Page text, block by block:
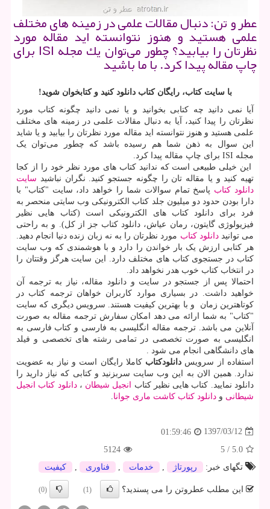
عطر و تن: دنبال مقالات علمی در زمینه های مختلف
علمی هستید و هنوز نتوانسته اید مقاله مورد
نظرتان را بیابید؟ چطور می‌توان یك مجله ISI برای
چاپ مقاله پیدا كرد. با ما باشید
با سایت کتاب، رایگان کتاب دانلود کنید و کتابخوان شوید!
آیا نمی دانید چه کتابی بخوانید و یا نمی دانید چگونه کتاب مورد
نظرتان را پیدا کنید، آیا به دنبال مقالات علمی در زمینه های مختلف
علمی هستید و هنوز نتوانسته اید مقاله مورد نظرتان را بیابید و یا شاید
این سوال به ذهن شما هم رسیده باشد که چطور می‌توان یک
مجله ISI برای چاپ مقاله پیدا کرد.
این خیلی طبیعی است که ندانید کتاب های مورد نظر خود را از کجا
تهیه کنید و یا مقاله تان را چگونه جستجو کنید. نگران نباشید سایت
دانلود کتاب پاسخ تمام سوالات شما را خواهد داد، سایت "کتاب" با
دارا بودن حدود دو میلیون جلد کتاب الکترونیکی وب سایتی منحصر به
فرد برای دانلود کتاب های الکترونیکی است (کتاب هایی نظیر
فیزیولوژی گایتون، رمان عیاش، دانلود کتاب جز از کل). و به راحتی
می توانیددانلود كتاب مورد نظرتان را به نه زبان زنده دنیا انجام دهید.
هر کتابی ارزش یک بار خواندن را دارد و با هوشمندی که وب سایت
کتاب در جستجوی کتاب های مختلف دارد. این سایت هرگز وقتتان را
در انتخاب کتاب خوب هدر نخواهد داد.
احتمالا پس از جستجو در سایت و دانلود مقاله، نیاز به ترجمه آن
خواهید داشت. در بسیاری موارد کاربران خواهان ترجمه کتاب در
کوتاهترین زمان و با بهترین کیفیت هستند. سرویس دیگری که سایت
"کتاب" به شما ارائه می دهد امکان سفارش ترجمه مقاله به صورت
آنلاین می باشد. ترجمه مقاله انگلیسی به فارسی و کتاب فارسی به
انگلیسی به صورت تخصصی در تمامی رشته های تخصصی و فیلد
های دانشگاهی انجام می شود .
استفاده از سرویس دانلودکتاب کاملا رایگان است و نیاز به عضویت
ندارد. همین الان به این وب سایت سربزنید و کتابی که نیاز دارید را
دانلود نمایید. کتاب هایی نظیر کتاب
انجیل شیطان ،دانلود کتاب انجیل
شیطانی و دانلود کتاب کاشت ماری جوانا.
1397/03/12
01:59:46
5.0
/
5
5124
تگهای خبر:
رپورتاژ , خدمات , فناوری , كیفیت
این مطلب عطروتن را می پسندید؟ (1)
(0)